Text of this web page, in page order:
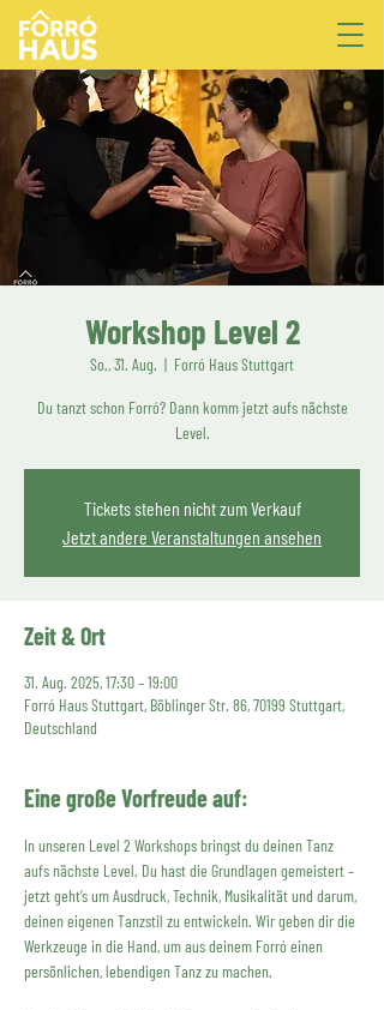
Workshop Level 2
So., 31. Aug.
  |
Forró Haus Stuttgart
Du tanzt schon Forró? Dann komm jetzt aufs nächste
Level.
Tickets stehen nicht zum Verkauf
Jetzt andere Veranstaltungen ansehen
Zeit & Ort
31. Aug. 2025, 17:30 – 19:00
Forró Haus Stuttgart, Böblinger Str. 86, 70199 Stuttgart,
Deutschland
Eine große Vorfreude auf:
In unseren Level 2 Workshops bringst du deinen Tanz
aufs nächste Level. Du hast die Grundlagen gemeistert –
jetzt geht’s um Ausdruck, Technik, Musikalität und darum,
deinen eigenen Tanzstil zu entwickeln. Wir geben dir die
Werkzeuge in die Hand, um aus deinem Forró einen
persönlichen, lebendigen Tanz zu machen.